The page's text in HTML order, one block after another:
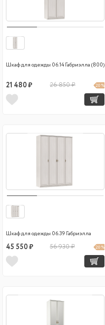
Шкаф для одежды 06.14 Габриэлла (800)
21 480 ₽ 26 850 ₽ 20 %
Шкаф для одежды 06.39 Габриэлла
45 550 ₽ 56 930 ₽ 20 %